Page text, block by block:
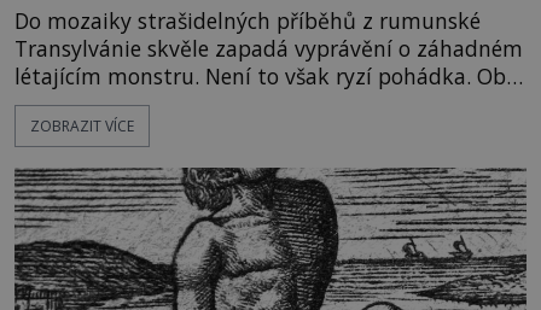
Do mozaiky strašidelných příběhů z rumunské
Transylvánie skvěle zapadá vyprávění o záhadném
létajícím monstru. Není to však ryzí pohádka. Obří
příšera s křídly je mnohými považována za
kryptida, který v této odlehlé krajině přežil jako
tohoto tvora nahlášeno v roce 1907. Zápisy ve
starých kronikách
ZOBRAZIT VÍCE